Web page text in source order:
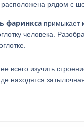
расположена рядом с
фаринкса примыкает
человека.
всего изучить
находятся